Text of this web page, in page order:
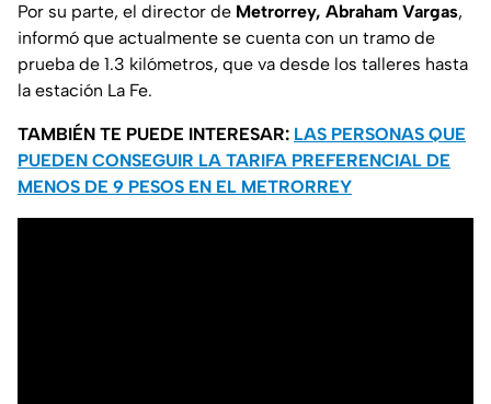
Por su parte, el director de Metrorrey, Abraham Vargas,
informó que actualmente se cuenta con un tramo de
prueba de 1.3 kilómetros, que va desde los talleres hasta
la estación La Fe.
TAMBIÉN TE PUEDE INTERESAR: LAS PERSONAS QUE
PUEDEN CONSEGUIR LA TARIFA PREFERENCIAL DE
MENOS DE 9 PESOS EN EL METRORREY